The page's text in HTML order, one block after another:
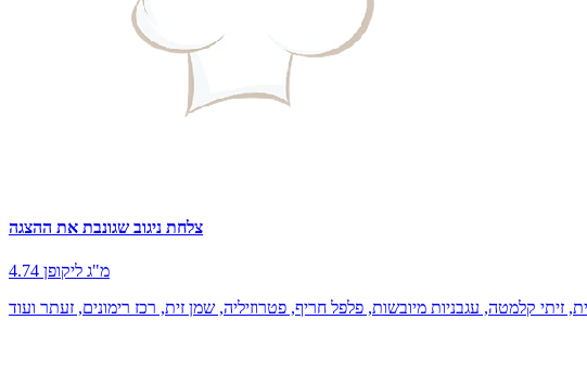
צלחת ניגוב שגונבת את ההצגה
4.74 מ"ג ליקופן
זיתי קלמטה, עגבניות מיובשות, פלפל חריף, פטרוזיליה, שמן זית, רכז רימונים, זעתר ועוד